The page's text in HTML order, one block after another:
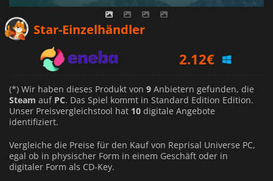
Star-Einzelhändler
2.12€
1.74€
(*) Wir haben dieses Produkt von 9 Anbietern gefunden, die
Steam auf PC. Das Spiel kommt in Standard Edition Edition.
Unser Preisvergleichstool hat 10 digitale Angebote
identifiziert.
Vergleiche die Preise für den Kauf von Reprisal Universe PC,
egal ob in physischer Form in einem Geschäft oder in
digitaler Form als CD-Key.